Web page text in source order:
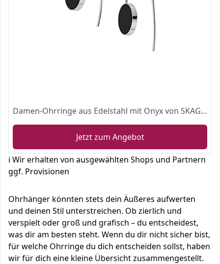
Damen-Ohrringe aus Edelstahl mit Onyx von SKAGEN
Jetzt zum Angebot
ℹ️ Wir erhalten von ausgewählten Shops und Partnern
ggf. Provisionen
Ohrhänger könnten stets dein Äußeres aufwerten
und deinen Stil unterstreichen. Ob zierlich und
verspielt oder groß und grafisch – du entscheidest,
was dir am besten steht. Wenn du dir nicht sicher bist,
für welche Ohrringe du dich entscheiden sollst, haben
wir für dich eine kleine Übersicht zusammengestellt.